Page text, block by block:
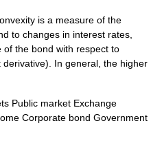
is a measure of the
to changes in interest rates,
the bond with respect to
In general, the higher
Public market Exchange
Corporate bond Government